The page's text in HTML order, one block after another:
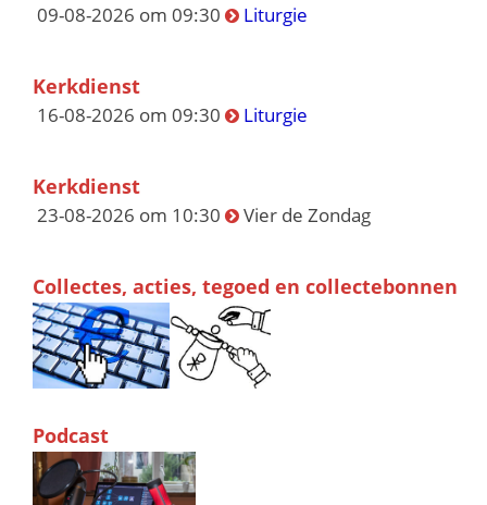
09-08-2026 om 09:30 Liturgie
Kerkdienst
16-08-2026 om 09:30 Liturgie
Kerkdienst
23-08-2026 om 10:30 Vier de Zondag
Collectes, acties, tegoed en collectebonnen
Podcast